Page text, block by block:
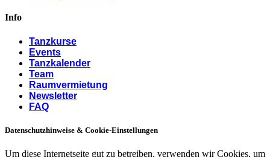
Info
Tanzkurse
Events
Tanzkalender
Team
Raumvermietung
Newsletter
FAQ
Datenschutzhinweise & Cookie-Einstellungen
Um diese Internetseite gut zu betreiben, verwenden wir Cookies, um